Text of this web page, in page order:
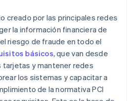
creado por las principales redes
la información financiera de
riesgo de fraude en todo el
básicos, que van desde
tarjetas y mantener redes
los sistemas y capacitar a
de la normativa PCI